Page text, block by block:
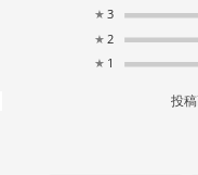
★ 3
★ 2
★ 1
投